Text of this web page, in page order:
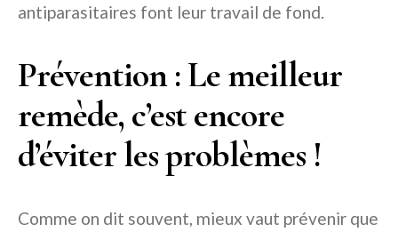
antiparasitaires font leur travail de fond.
Prévention : Le meilleur
remède, c’est encore
d’éviter les problèmes !
Comme on dit souvent, mieux vaut prévenir que